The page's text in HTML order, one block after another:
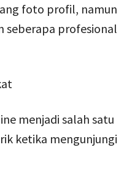
foto profil, namun
seberapa profesional
menjadi salah satu
ketika mengunjungi